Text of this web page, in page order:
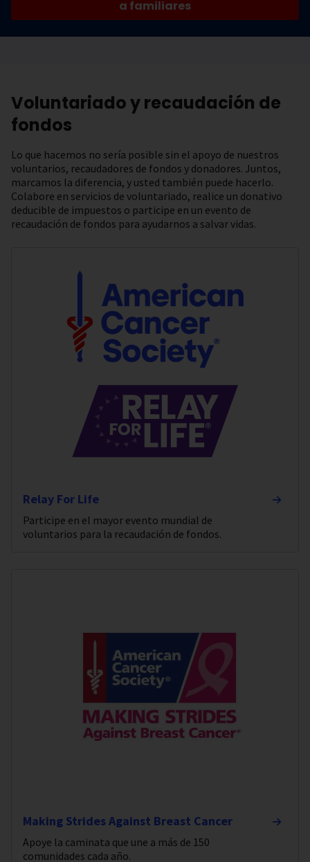
a familiares
Voluntariado y recaudación de
fondos
Lo que hacemos no sería posible sin el apoyo de nuestros
voluntarios, recaudadores de fondos y donadores. Juntos,
marcamos la diferencia, y usted también puede hacerlo.
Colabore en servicios de voluntariado, realice un donativo
deducible de impuestos o participe en un evento de
recaudación de fondos para ayudarnos a salvar vidas.
Relay For Life
Participe en el mayor evento mundial de
voluntarios para la recaudación de fondos.
Making Strides Against Breast Cancer
Apoye la caminata que une a más de 150
comunidades cada año.